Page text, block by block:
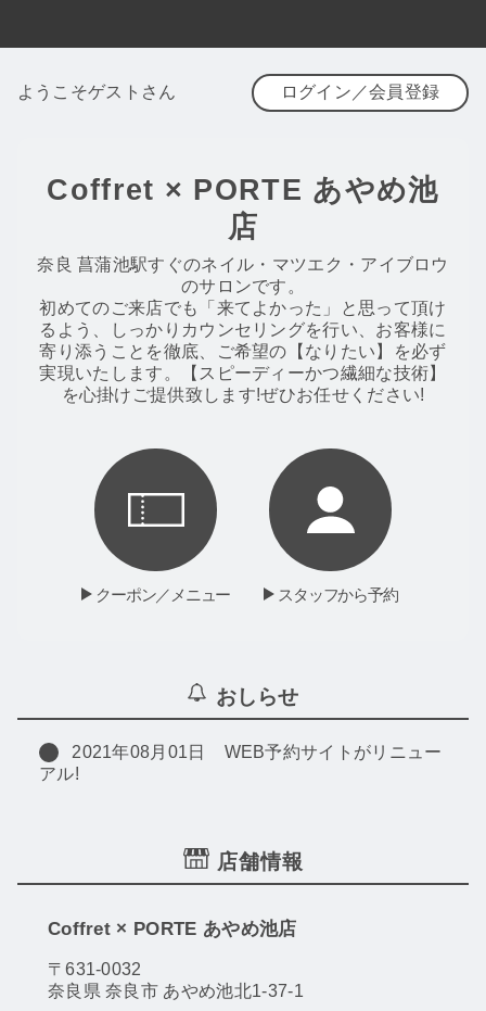
ようこそゲストさん ログイン／会員登録
Coffret × PORTE あやめ池
店
奈良 菖蒲池駅すぐのネイル・マツエク・アイブロウ
のサロンです。
初めてのご来店でも「来てよかった」と思って頂け
るよう、しっかりカウンセリングを行い、お客様に
寄り添うことを徹底、ご希望の【なりたい】を必ず
実現いたします。【スピーディーかつ繊細な技術】
を心掛けご提供致します!ぜひお任せください!
クーポン／メニュー スタッフから予約
おしらせ
2021年08月01日
WEB予約サイトがリニュー
アル!
店舗情報
Coffret × PORTE あやめ池店
〒631-0032
奈良県 奈良市 あやめ池北1-37-1